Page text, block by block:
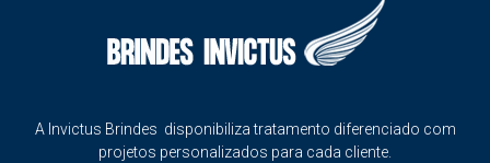
A Invictus Brindes disponibiliza tratamento diferenciado com
projetos personalizados para cada cliente.